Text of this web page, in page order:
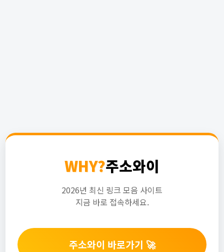
WHY?주소와이
2026년 최신 링크 모음 사이트
지금 바로 접속하세요.
주소와이 바로가기 🚀